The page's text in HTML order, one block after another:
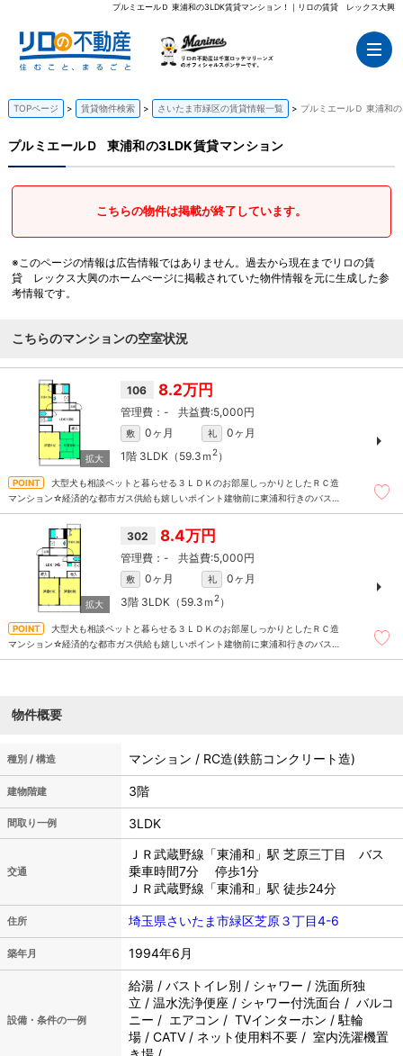
プルミエールＤ 東浦和の3LDK賃貸マンション！｜リロの賃貸 レックス大興
TOPページ 賃貸物件検索 さいたま市緑区の賃貸情報一覧 プルミエールＤ 東浦和
プルミエールＤ 東浦和の3LDK賃貸マンション
こちらの物件は掲載が終了しています。
※このページの情報は広告情報ではありません。過去から現在までリロの賃
貸 レックス大興のホームぺージに掲載されていた物件情報を元に生成した参
考情報です。
こちらのマンションの空室状況
106 8.2万円
- 5,000円
敷 0ヶ月 礼
0ヶ月
1階 3LDK（59.3ｍ 2）
大型犬も相談ペットと暮らせる３ＬＤＫのお部屋しっかりとしたＲＣ造
マンション☆経済的な都市ガス供給も嬉しいポイント建物前に東浦和行きのバス停
302 8.4万円
- 5,000円
敷 0ヶ月 礼
0ヶ月
3階 3LDK（59.3ｍ 2）
大型犬も相談ペットと暮らせる３ＬＤＫのお部屋しっかりとしたＲＣ造
マンション☆経済的な都市ガス供給も嬉しいポイント建物前に東浦和行きのバス停
物件概要
種別 / 構造 マンション / RC造(鉄筋コンクリート造)
建物階建 3階
間取り一例 3LDK
交通
ＪＲ武蔵野線「東浦和」駅 芝原三丁目 バス
乗車時間7分 停歩1分
ＪＲ武蔵野線「東浦和」駅 徒歩24分
住所 埼玉県さいたま市緑区芝原３丁目4-6
築年月 1994年6月
設備・条件の一例
給湯 / バストイレ別 / シャワー / 洗面所独
立 / 温水洗浄便座 / シャワー付洗面台 / バルコ
ニー / エアコン / TVインターホン / 駐輪
場 / CATV / ネット使用料不要 / 室内洗濯機置